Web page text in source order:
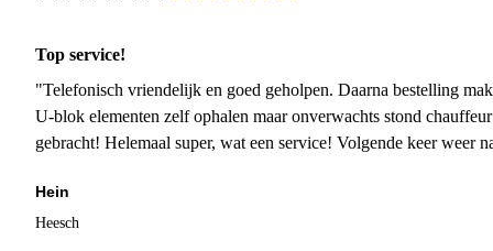
Top service!
"Telefonisch vriendelijk en goed geholpen. Daarna bestelling
U-blok elementen zelf ophalen maar onverwachts stond
gebracht! Helemaal super, wat een service! Volgende keer weer
Hein
Heesch